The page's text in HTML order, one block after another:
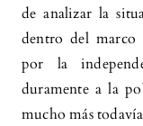
de analizar la
dentro del marco
por la
duramente a la
mucho más